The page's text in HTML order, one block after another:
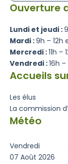
Ouverture
Lundi et jeudi :
Mardi :9h – 12h
Mercredi :11h –
Vendredi :16h –
Accueils
Les élus
La commission
Météo
Vendredi
07 Août 2026